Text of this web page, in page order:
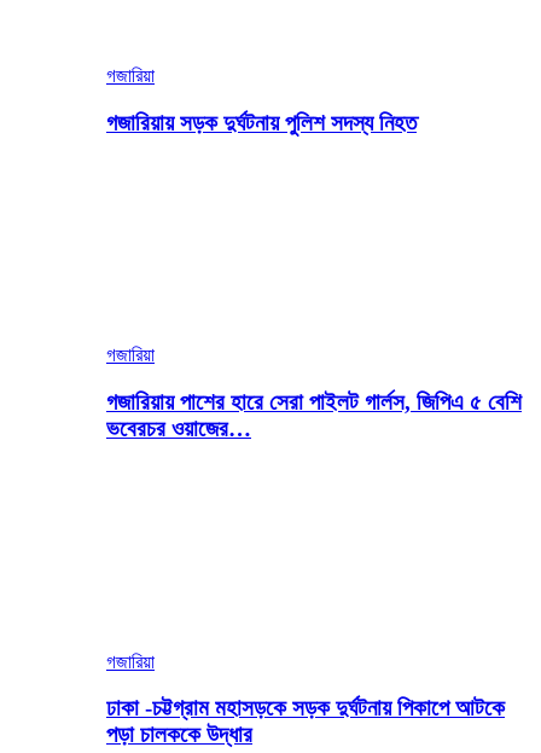
গজারিয়া
গজারিয়ায় সড়ক দুর্ঘটনায় পুলিশ সদস্য নিহত
গজারিয়া
গজারিয়ায় পাশের হারে সেরা পাইলট গার্লস, জিপিএ ৫ বেশি
ভবেরচর ওয়াজের…
গজারিয়া
ঢাকা -চট্টগ্রাম মহাসড়কে সড়ক দুর্ঘটনায় পিকাপে আটকে
পড়া চালককে উদ্ধার